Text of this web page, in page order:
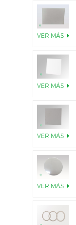
VER MÁS
VER MÁS
VER MÁS
VER MÁS